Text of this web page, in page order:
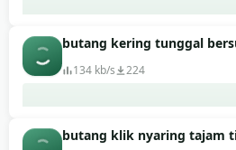
butang kering tunggal
134 kb/s 224
butang klik nyaring tajam